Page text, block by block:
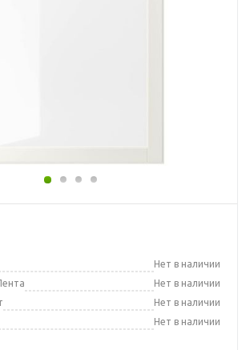
Нет в наличии
Нет в наличии
Нет в наличии
Нет в наличии